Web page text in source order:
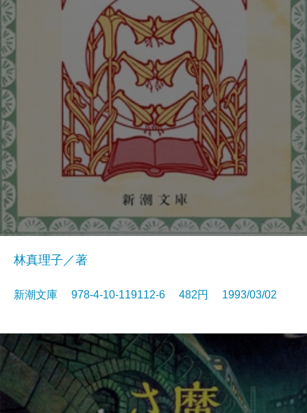
林真理子／著
新潮文庫 978-4-10-119112-6 482円 1993/03/02